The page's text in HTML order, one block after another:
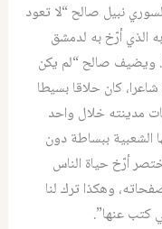
نبيل صالح “لا تعود
الذي أرّخ به لدمشق
ويضيف صالح “لم يكن
شاعرا، كان حلاقا بسيطا
مدينته خلال واحد
ببساطة دون
أرّخ حياة الناس
وهكذا ترك لنا
كتب عنها”.